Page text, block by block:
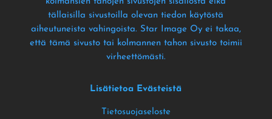
tällaisilla sivustoilla olevan tiedon käytöstä
aiheutuneista vahingoista. Star Image Oy ei takaa,
että tämä sivusto tai kolmannen tahon sivusto toimii
virheettömästi.
Lisätietoa Evästeistä
Tietosuojaseloste